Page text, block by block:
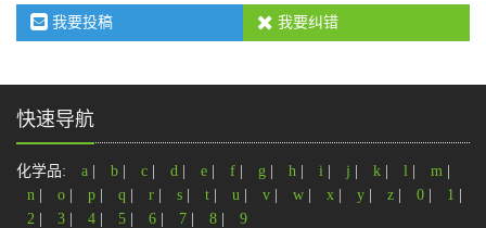
我要投稿 我要纠错
快速导航
化学品: a b c d e f g h i j k l m
n
o p q r s t u v w x y z 0 1
2
3 4 5 6 7 8 9